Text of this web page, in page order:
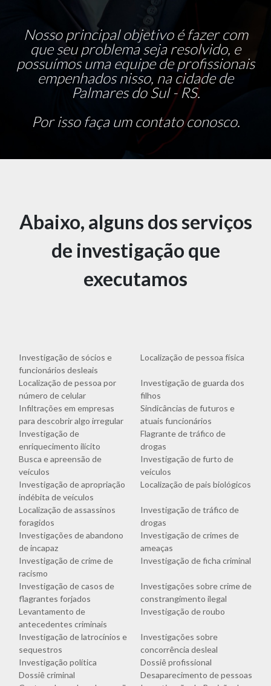
Nosso principal objetivo é fazer com
que seu problema seja resolvido, e
possuímos uma equipe de profissionais
empenhados nisso, na cidade de
Palmares do Sul - RS.
Por isso faça um contato conosco.
Abaixo, alguns dos serviços
de investigação que
executamos
Investigação de sócios e
funcionários desleais
Localização de pessoa física
Localização de pessoa por
número de celular
Investigação de guarda dos
filhos
Infiltrações em empresas
para descobrir algo irregular
Sindicâncias de futuros e
atuais funcionários
Investigação de
enriquecimento ilícito
Flagrante de tráfico de
drogas
Busca e apreensão de
veículos
Investigação de furto de
veículos
Investigação de apropriação
indébita de veículos
Localização de pais biológicos
Localização de assassinos
foragidos
Investigação de tráfico de
drogas
Investigações de abandono
de incapaz
Investigação de crimes de
ameaças
Investigação de crime de
racismo
Investigação de ficha criminal
Investigação de casos de
flagrantes forjados
Investigações sobre crime de
constrangimento ilegal
Levantamento de
antecedentes criminais
Investigação de roubo
Investigação de latrocínios e
sequestros
Investigações sobre
concorrência desleal
Investigação política
Dossiê profissional
Dossiê criminal
Desaparecimento de pessoas